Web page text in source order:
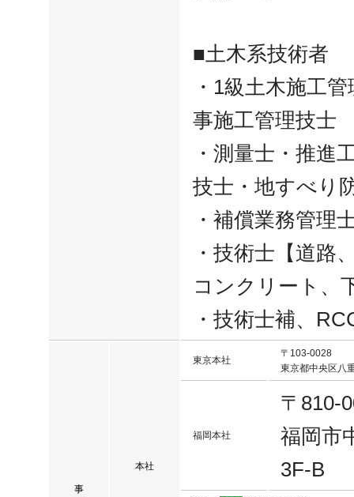
■土木系技術者
・1級土木施工
事施工管理技士
・測量士・推進
技士・地すべり
・補償業務管理
・技術士【道路
コンクリート、
・技術士補、
事
本社
東京本社
〒103-0028
東京都中央区八
福岡本社
〒810-
福岡市
3F-B